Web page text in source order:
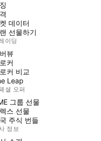
데이터
선물하기
이딩
뷰
커
커 비교
Leap
셜 오퍼
그룹 선물
스 선물
주식 번들
정보